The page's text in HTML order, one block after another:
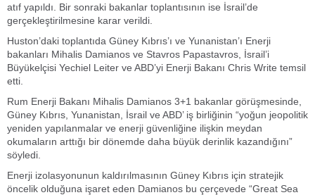
atıf yapıldı. Bir sonraki bakanlar toplantısının ise İsrail’de
gerçekleştirilmesine karar verildi.
Huston’daki toplantıda Güney Kıbrıs’ı ve Yunanistan’ı Enerji
bakanları Mihalis Damianos ve Stavros Papastavros, İsrail’i
Büyükelçisi Yechiel Leiter ve ABD’yi Enerji Bakanı Chris Write temsil
etti.
Rum Enerji Bakanı Mihalis Damianos 3+1 bakanlar görüşmesinde,
Güney Kıbrıs, Yunanistan, İsrail ve ABD’ iş birliğinin “yoğun jeopolitik
yeniden yapılanmalar ve enerji güvenliğine ilişkin meydan
okumaların arttığı bir dönemde daha büyük derinlik kazandığını”
söyledi.
Enerji izolasyonunun kaldırılmasının Güney Kıbrıs için stratejik
öncelik olduğuna işaret eden Damianos bu çerçevede “Great Sea